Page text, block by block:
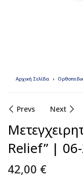
Αρχική Σελίδα
Prevs Next
Relief” |
42,00 €